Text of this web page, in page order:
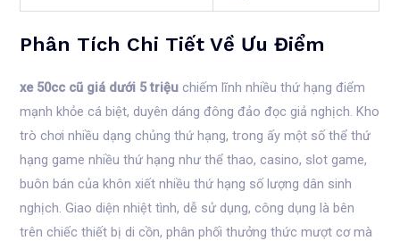
Phân Tích Chi Tiết Về Ưu Điểm
xe 50cc cũ giá dưới 5 triệu chiếm lĩnh nhiều thứ hạng điểm
mạnh khỏe cá biệt, duyên dáng đông đảo đọc giả nghịch. Kho
trò chơi nhiều dạng chủng thứ hạng, trong ấy một số thể thứ
hạng game nhiều thứ hạng như thể thao, casino, slot game,
buôn bán của khôn xiết nhiều thứ hạng số lượng dân sinh
nghịch. Giao diện nhiệt tình, dễ sử dụng, công dụng là bên
trên chiếc thiết bị di cồn, phân phối thưởng thức mượt cơ mà